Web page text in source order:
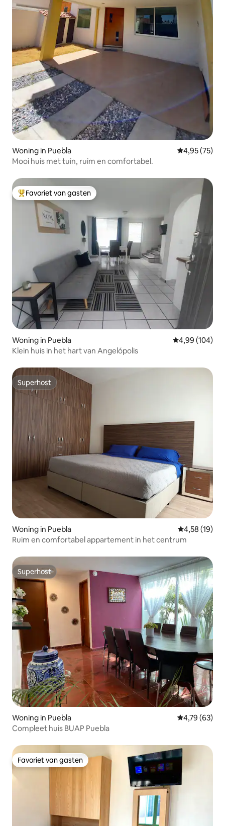
Woning in Puebla Gemiddelde
4,95 (75)
Mooi huis met tuin, ruim en comfortabel.
Topfavoriet van gasten
Favoriet van gasten
Woning in Puebla Gemiddelde
4,99 (104)
Klein huis in het hart van Angelópolis
Superhost
Superhost
Woning in Puebla Gemiddelde
4,58 (19)
Ruim en comfortabel appartement in het centrum
Superhost
Superhost
Woning in Puebla Gemiddelde
4,79 (63)
Compleet huis BUAP Puebla
Favoriet van gasten
Favoriet van gasten